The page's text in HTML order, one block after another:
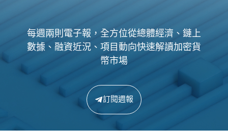
每週兩則電子報，全方位從總體經濟、鏈上
數據、融資近況、項目動向快速解讀加密貨
幣市場
訂閱週報